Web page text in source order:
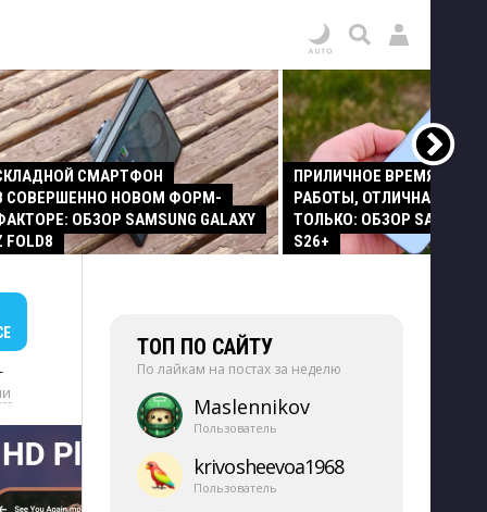
СМАРТФОН
СОВЕРШЕННО НОВОМ ФОРМ-
ОБЗОР SAMSUNG GALAXY
FOLD8
ПРИЛИЧНОЕ ВРЕМЯ
РАБОТЫ, ОТЛИЧНАЯ
ТОЛЬКО: ОБЗОР SAMSUNG
S26+
ТОП ПО САЙТУ
По лайкам на постах за неделю
Maslennikov
Пользователь
krivosheevoa1968
Пользователь